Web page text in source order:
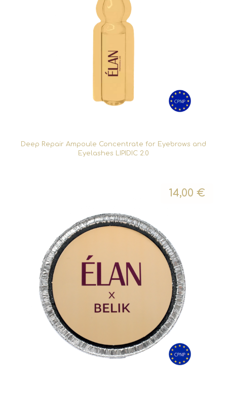
Deep Repair Ampoule Concentrate for Eyebrows and
Eyelashes LIPIDIC 2.0
14,00 €